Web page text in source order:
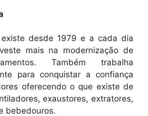
desde 1979 e a cada dia
mais na modernização de
Também trabalha
para conquistar a confiança
oferecendo o que existe de
exaustores, extratores,
bebedouros.